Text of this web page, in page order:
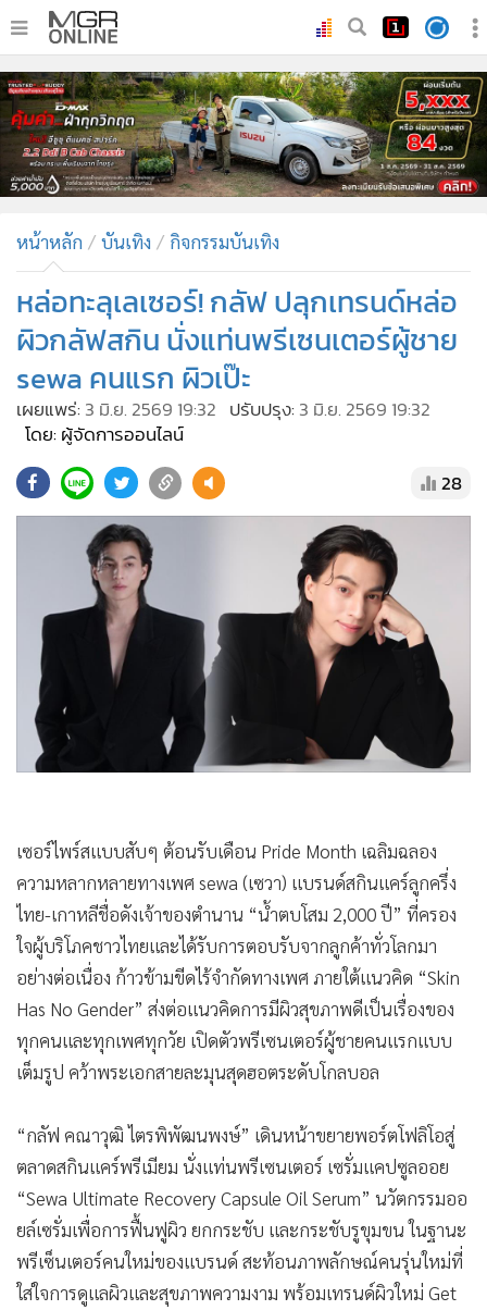
• หน้าหลัก
• ทันเหตุการณ์
• ภาคใต้
• ภูมิภาค
• บันเทิง
ผู้จัดการรายวัน
• คอลัมนิสต์
• ละคร
• CbizReview
• Cyber BIZ
• Good health & Well-being
• Green Innovation & SD
Management & HR
MGR Live
Infographic
การเมือง
ท่องเที่ยว
กีฬา
ต่างประเทศ
• จีน
• ชุมชน-คุณภาพชีวิต
• อาชญากรรม
• Motoring
SMEs
• อินโดจีน
• กองทุนรวม
• Celeb Online
• Factcheck
• ญี่ปุ่น
• News1
หน้าหลัก บันเทิง กิจกรรมบันเทิง
หล่อทะลุเลเซอร์! กลัฟ ปลุกเทรนด์หล่อ
ผิวกลัฟสกิน นั่งแท่นพรีเซนเตอร์ผู้ชาย
sewa คนแรก ผิวเป๊ะ
เผยแพร่: 3 มิ.ย. 2569 19:32 ปรับปรุง: 3 มิ.ย. 2569 19:32
โดย: ผู้จัดการออนไลน์
28
เซอร์ไพร์สแบบสับๆ ต้อนรับเดือน Pride Month เฉลิมฉลอง
ความหลากหลายทางเพศ sewa (เซวา) แบรนด์สกินแคร์ลูกครึ่ง
ไทย-เกาหลีชื่อดังเจ้าของตำนาน “น้ำตบโสม 2,000 ปี” ที่ครอง
ใจผู้บริโภคชาวไทยและได้รับการตอบรับจากลูกค้าทั่วโลกมา
อย่างต่อเนื่อง ก้าวข้ามขีดไร้จำกัดทางเพศ ภายใต้แนวคิด “Skin
Has No Gender” ส่งต่อแนวคิดการมีผิวสุขภาพดีเป็นเรื่องของ
ทุกคนและทุกเพศทุกวัย เปิดตัวพรีเซนเตอร์ผู้ชายคนแรกแบบ
เต็มรูป คว้าพระเอกสายละมุนสุดฮอตระดับโกลบอล
“กลัฟ คณาวุฒิ ไตรพิพัฒนพงษ์” เดินหน้าขยายพอร์ตโฟลิโอสู่
ตลาดสกินแคร์พรีเมียม นั่งแท่นพรีเซนเตอร์ เซรั่มแคปซูลออย
“Sewa Ultimate Recovery Capsule Oil Serum” นวัตกรรมออ
ยล์เซรั่มเพื่อการฟื้นฟูผิว ยกกระชับ และกระชับรูขุมขน ในฐานะ
พรีเซ็นเตอร์คนใหม่ของแบรนด์ สะท้อนภาพลักษณ์คนรุ่นใหม่ที่
ใส่ใจการดูแลผิวและสุขภาพความงาม พร้อมเทรนด์ผิวใหม่ Get